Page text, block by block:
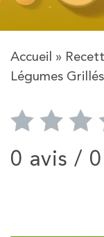
Accueil »
Légumes Grillés
0 avis /